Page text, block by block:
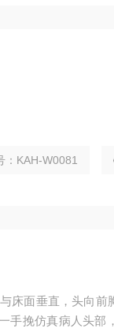
：KAH-W0081
床面垂直，头向前
手挽仿真病人头部